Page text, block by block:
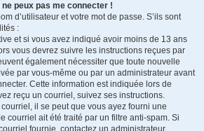
peux pas me connecter !
d’utilisateur et votre mot de passe. S’ils sont
:
et si vous avez indiqué avoir moins de 13 ans
vous devrez suivre les instructions reçues par
également nécessiter que toute nouvelle
par vous-même ou par un administrateur avant
Cette information est indiquée lors de
reçu un courriel, suivez ses instructions.
il se peut que vous ayez fourni une
courriel ait été traité par un filtre anti-spam. Si
fournie, contactez un administrateur.